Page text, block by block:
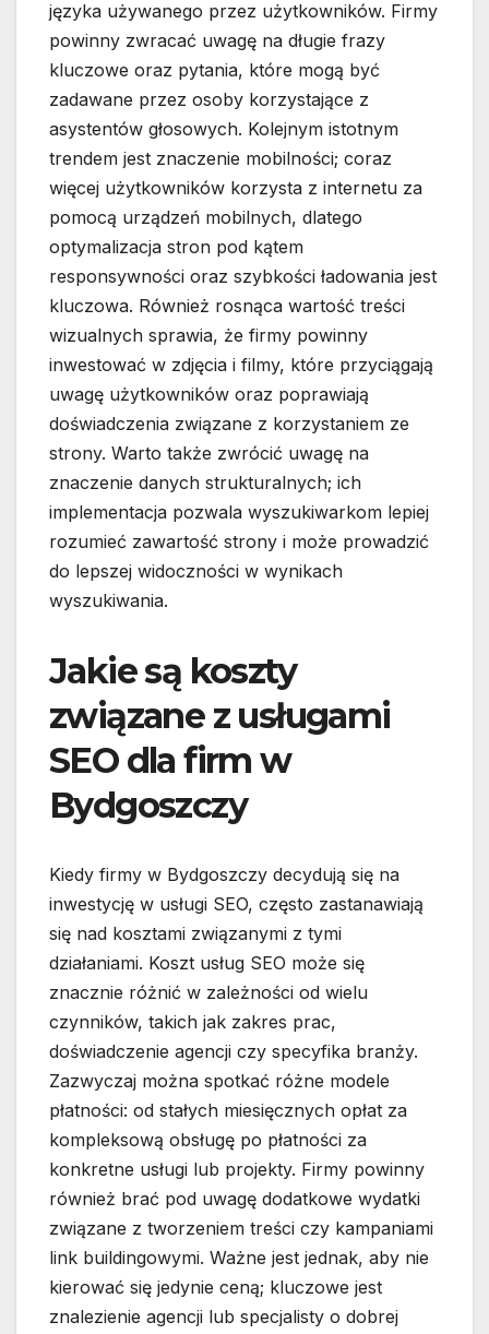
języka używanego przez użytkowników. Firmy
powinny zwracać uwagę na długie frazy
kluczowe oraz pytania, które mogą być
zadawane przez osoby korzystające z
asystentów głosowych. Kolejnym istotnym
trendem jest znaczenie mobilności; coraz
więcej użytkowników korzysta z internetu za
pomocą urządzeń mobilnych, dlatego
optymalizacja stron pod kątem
responsywności oraz szybkości ładowania jest
kluczowa. Również rosnąca wartość treści
wizualnych sprawia, że firmy powinny
inwestować w zdjęcia i filmy, które przyciągają
uwagę użytkowników oraz poprawiają
doświadczenia związane z korzystaniem ze
strony. Warto także zwrócić uwagę na
znaczenie danych strukturalnych; ich
implementacja pozwala wyszukiwarkom lepiej
rozumieć zawartość strony i może prowadzić
do lepszej widoczności w wynikach
wyszukiwania.
Jakie są koszty
związane z usługami
SEO dla firm w
Bydgoszczy
Kiedy firmy w Bydgoszczy decydują się na
inwestycję w usługi SEO, często zastanawiają
się nad kosztami związanymi z tymi
działaniami. Koszt usług SEO może się
znacznie różnić w zależności od wielu
czynników, takich jak zakres prac,
doświadczenie agencji czy specyfika branży.
Zazwyczaj można spotkać różne modele
płatności: od stałych miesięcznych opłat za
kompleksową obsługę po płatności za
konkretne usługi lub projekty. Firmy powinny
również brać pod uwagę dodatkowe wydatki
związane z tworzeniem treści czy kampaniami
link buildingowymi. Ważne jest jednak, aby nie
kierować się jedynie ceną; kluczowe jest
znalezienie agencji lub specjalisty o dobrej